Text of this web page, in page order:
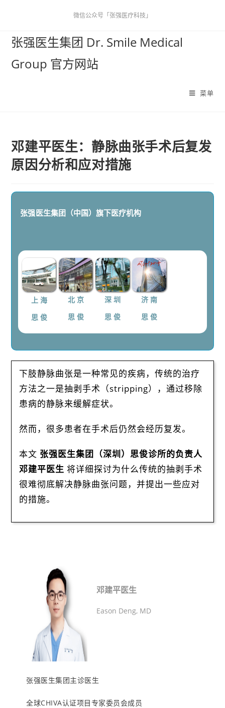
微信公众号「张强医疗科技」
张强医生集团 Dr. Smile Medical
Group 官方网站
菜单
邓建平医生：静脉曲张手术后复发
原因分析和应对措施
张强医生集团（中国）旗下医疗机构
上 海
思 俊
北 京
思 俊
深 圳
思 俊
济 南
思 俊
下肢静脉曲张是一种常见的疾病，传统的治疗
方法之一是抽剥手术（stripping），通过移除
患病的静脉来缓解症状。
然而，很多患者在手术后仍然会经历复发。
本文 张强医生集团（深圳）思俊诊所的负责人
邓建平医生将详细探讨为什么传统的抽剥手术
很难彻底解决静脉曲张问题，并提出一些应对
的措施。
邓建平医生
Eason Deng, MD
张强医生集团主诊医生
全球CHIVA认证项目专家委员会成员